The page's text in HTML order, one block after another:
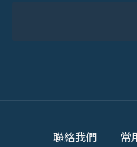
聯絡我們 常